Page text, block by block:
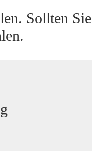
Sollten